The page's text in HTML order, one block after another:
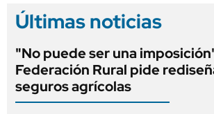
Últimas noticias
"No puede ser una
Federación Rural pide
seguros agrícolas